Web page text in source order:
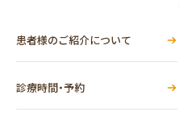
患者様のご紹介について
診療時間・予約